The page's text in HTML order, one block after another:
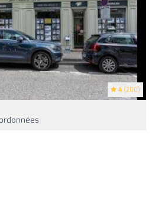
4 (200)